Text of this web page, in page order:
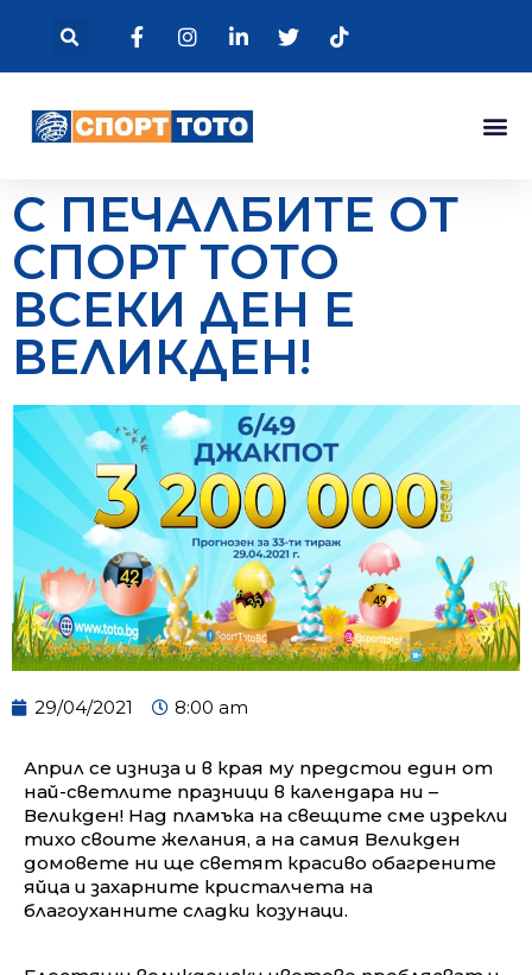
С ПЕЧАЛБИТЕ ОТ
СПОРТ ТОТО
ВСЕКИ ДЕН Е
ВЕЛИКДЕН!
29/04/2021 8:00 am
Април се изниза и в края му предстои един от
най-светлите празници в календара ни –
Великден! Над пламъка на свещите сме изрекли
тихо своите желания, а на самия Великден
домовете ни ще светят красиво обагрените
яйца и захарните кристалчета на
благоуханните сладки козунаци.